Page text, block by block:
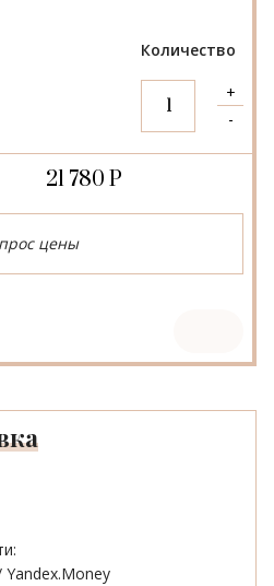
Количество
21 780 Р
цены